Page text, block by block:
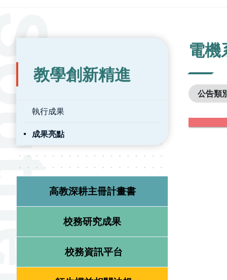
:::
教學創新精進
執行成果
成果亮點
高教深耕主冊計畫書
校務研究成果
校務資訊平台
電機
公告類